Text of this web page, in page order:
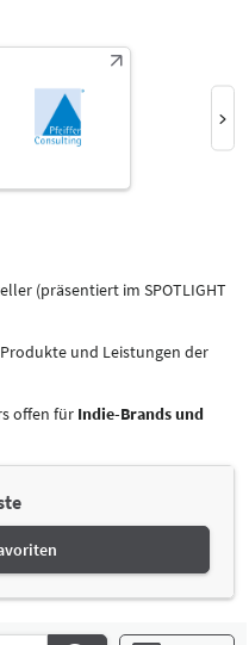
(präsentiert im SPOTLIGHT
Produkte und Leistungen der
offen für Indie-Brands und